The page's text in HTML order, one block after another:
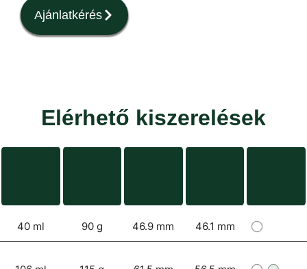
Ajánlatkérés
Elérhető kiszerelések
40 ml 90 g 46.9 mm 46.1 mm